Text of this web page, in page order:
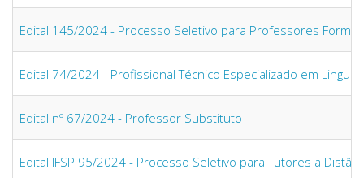
Edital 145/2024 - Processo Seletivo para Professores
Edital 74/2024 - Profissional Técnico Especializado em
Edital nº 67/2024 - Professor Substituto
Edital IFSP 95/2024 - Processo Seletivo para Tutores a